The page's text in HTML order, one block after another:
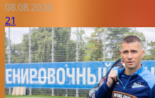
08.08.2026
21